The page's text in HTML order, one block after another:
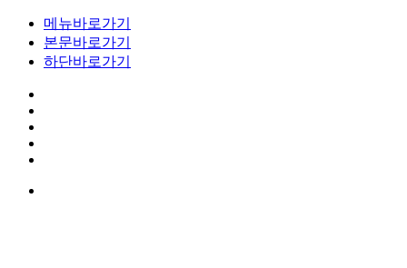
메뉴바로가기
본문바로가기
하단바로가기